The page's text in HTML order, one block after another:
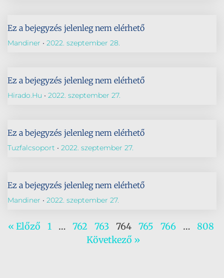
Ez a bejegyzés jelenleg nem elérhető
Mandiner 2022. szeptember 28.
Ez a bejegyzés jelenleg nem elérhető
Hirado.hu 2022. szeptember 27.
Ez a bejegyzés jelenleg nem elérhető
Tuzfalcsoport 2022. szeptember 27.
Ez a bejegyzés jelenleg nem elérhető
Mandiner 2022. szeptember 27.
« Előző 1 … 762 763 764 765 766 …
808
Következő »